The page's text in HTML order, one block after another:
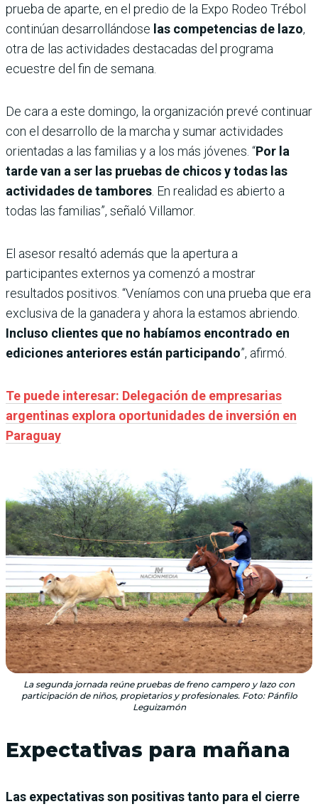
prueba de aparte, en el predio de la Expo Rodeo Trébol
continúan desarrollándose las competencias de lazo,
otra de las actividades destacadas del programa
ecuestre del fin de semana.
De cara a este domingo, la organización prevé continuar
con el desarrollo de la marcha y sumar actividades
orientadas a las familias y a los más jóvenes. “Por la
tarde van a ser las pruebas de chicos y todas las
actividades de tambores . En realidad es abierto a
todas las familias”, señaló Villamor.
El asesor resaltó además que la apertura a
participantes externos ya comenzó a mostrar
resultados positivos. “Veníamos con una prueba que era
exclusiva de la ganadera y ahora la estamos abriendo.
Incluso clientes que no habíamos encontrado en
ediciones anteriores están participando”, afirmó.
Te puede interesar: Delegación de empresarias
argentinas explora oportunidades de inversión en
Paraguay
La segunda jornada reúne pruebas de freno campero y lazo con
participación de niños, propietarios y profesionales. Foto: Pánfilo
Leguizamón
Expectativas para mañana
Las expectativas son positivas tanto para el cierre